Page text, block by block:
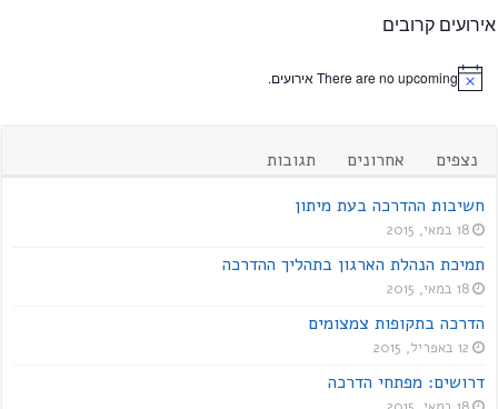
אירועים קרובים
There are no upcoming אירועים.
נצפים אחרונים
תגובות
חשיבות ההדרכה בעת מיתון
18 במאי, 2015
תמיכת הנהלת הארגון בתהליך ההדרכה
18 במאי, 2015
הדרכה בתקופות צמצומים
12 באפריל, 2015
דרושים: מפתחי הדרכה